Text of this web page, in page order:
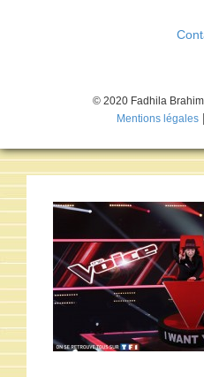
© 2020 Fadhila
Mentions légales |